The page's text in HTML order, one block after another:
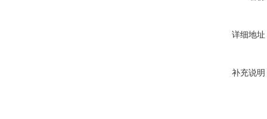
详细地址
补充说明